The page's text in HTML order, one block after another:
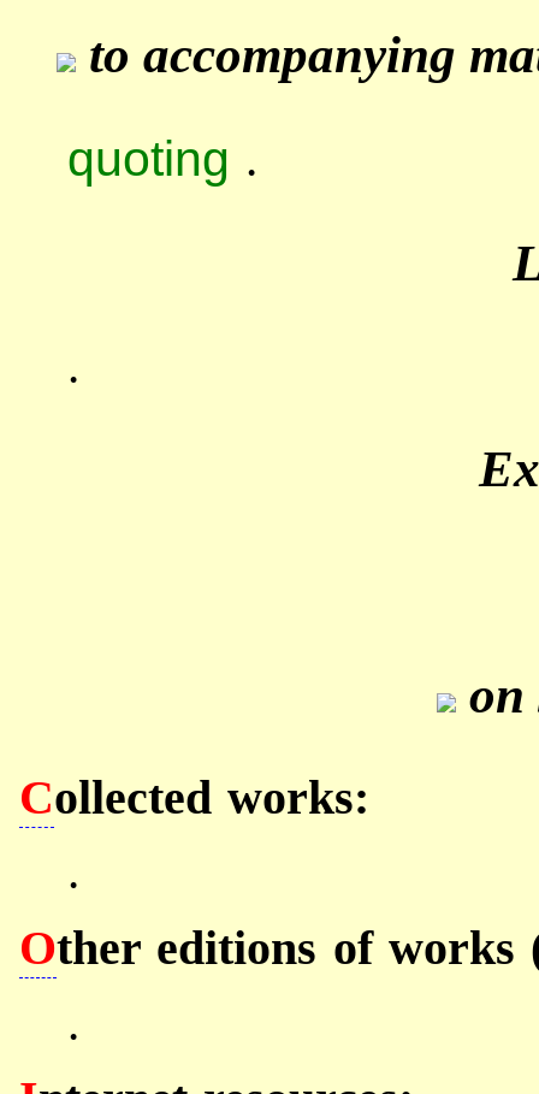
to accompanying
quoting .
.
on
Collected works:
.
Other editions of works
.